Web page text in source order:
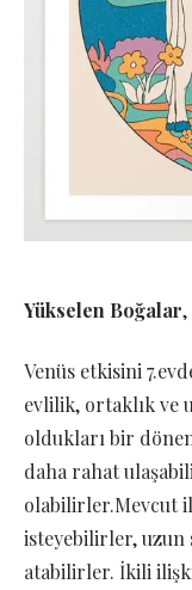
Yükselen Boğalar,
Venüs etkisini
evlilik, ortaklık ve
oldukları bir
daha rahat
olabilirler.Mevcut
isteyebilirler, uzun
atabilirler. İkili